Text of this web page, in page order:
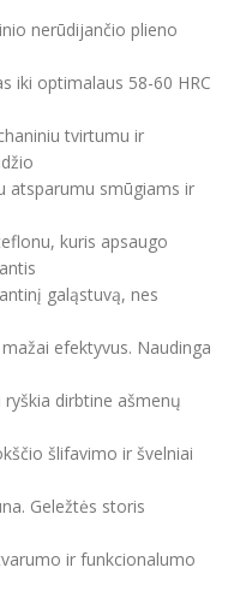
nerūdijančio plieno
iki optimalaus 58-60 HRC
tvirtumu ir
atsparumu smūgiams ir
kuris apsaugo
galąstuvą, nes
efektyvus. Naudinga
dirbtine ašmenų
šlifavimo ir švelniai
Geležtės storis
ir funkcionalumo